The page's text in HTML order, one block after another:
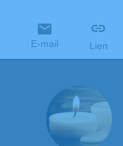
E-mail Lien